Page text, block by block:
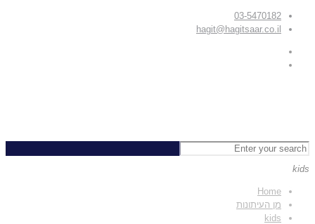
03-5470182
hagit@hagitsaar.co.il
kids
Home
מן העיתונות
kids